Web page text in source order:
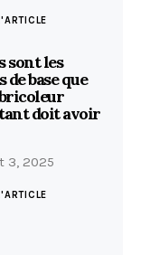
sont les
de base que
doit avoir
3, 2025